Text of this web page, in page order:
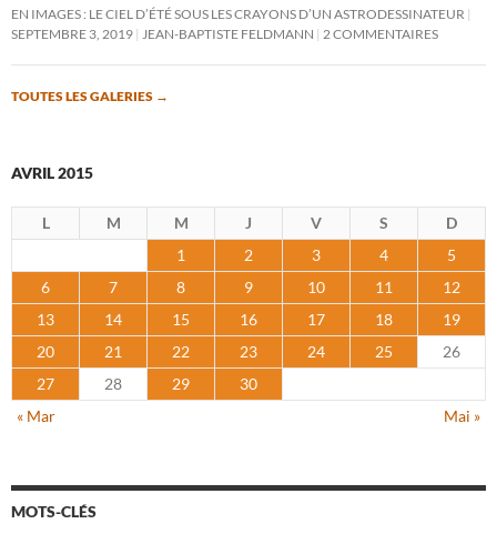
EN IMAGES : LE CIEL D’ÉTÉ SOUS LES CRAYONS D’UN ASTRODESSINATEUR
SEPTEMBRE 3, 2019 JEAN-BAPTISTE FELDMANN 2 COMMENTAIRES
TOUTES LES GALERIES →
AVRIL 2015
L M M J V S
D
1
2 3 4
5
6
7 8 9 10 11
12
13
14 15 16 17 18
19
20
21 22 23 24 25
26
27
28 29
30
« Mar
Mai »
MOTS-CLÉS